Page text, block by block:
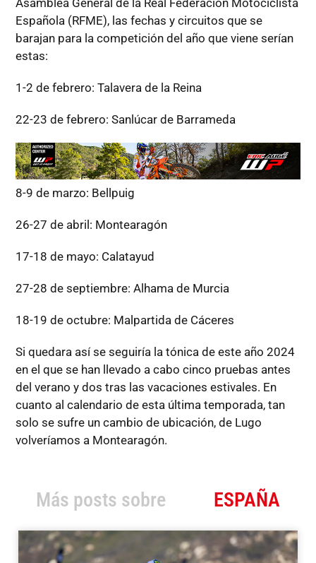
Asamblea General de la Real Federación Motociclista
Española (RFME), las fechas y circuitos que se
barajan para la competición del año que viene serían
estas:
1-2 de febrero: Talavera de la Reina
22-23 de febrero: Sanlúcar de Barrameda
8-9 de marzo: Bellpuig
26-27 de abril: Montearagón
17-18 de mayo: Calatayud
27-28 de septiembre: Alhama de Murcia
18-19 de octubre: Malpartida de Cáceres
Si quedara así se seguiría la tónica de este año 2024
en el que se han llevado a cabo cinco pruebas antes
del verano y dos tras las vacaciones estivales. En
cuanto al calendario de esta última temporada, tan
solo se sufre un cambio de ubicación, de Lugo
volveríamos a Montearagón.
Más posts sobre ESPAÑA